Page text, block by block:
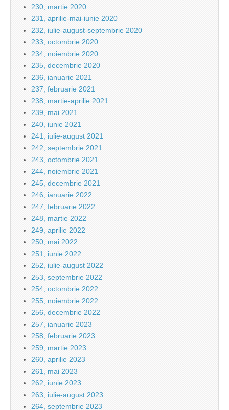
230, martie 2020
231, aprilie-mai-iunie 2020
232, iulie-august-septembrie 2020
233, octombrie 2020
234, noiembrie 2020
235, decembrie 2020
236, ianuarie 2021
237, februarie 2021
238, martie-aprilie 2021
239, mai 2021
240, iunie 2021
241, iulie-august 2021
242, septembrie 2021
243, octombrie 2021
244, noiembrie 2021
245, decembrie 2021
246, ianuarie 2022
247, februarie 2022
248, martie 2022
249, aprilie 2022
250, mai 2022
251, iunie 2022
252, iulie-august 2022
253, septembrie 2022
254, octombrie 2022
255, noiembrie 2022
256, decembrie 2022
257, ianuarie 2023
258, februarie 2023
259, martie 2023
260, aprilie 2023
261, mai 2023
262, iunie 2023
263, iulie-august 2023
264, septembrie 2023